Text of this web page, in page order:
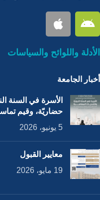
الأدلة واللوائح والسياسات
أخبار الجامعة
الأسرة في السنة
حضاريّة، وقيم
5 يونيو، 2026
معايير القبول
19 مايو، 2026